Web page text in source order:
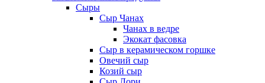
Сыры
Сыр Чанах
Чанах в ведре
Экокат фасовка
Сыр в керамическом горшке
Овечий сыр
Козий сыр